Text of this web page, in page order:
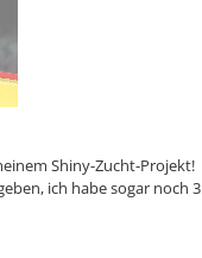
Shiny-Zucht-Projekt!
ich habe sogar noch 3